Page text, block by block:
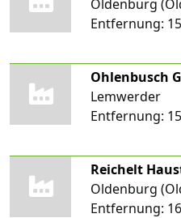
Oldenburg
Entfernung:
Lemwerder
Entfernung:
Reichelt
Oldenburg
Entfernung: